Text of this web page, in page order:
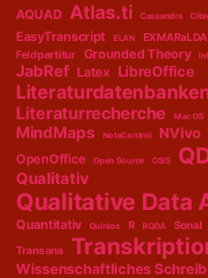
AQUAD Atlas.ti Cassandre
EasyTranscript
ELAN EXMARaLDA
Feldpartitur Grounded Theory
JabRef Latex LibreOffice
Literaturrecherche Mac OS
MindMaps
NoteControl NVivo
OpenOffice Open Source OSiS
Qualitativ
Qualitative Data
Quantitativ Quirkos R RQDA Sonal
Transana
Wissenschaftliches